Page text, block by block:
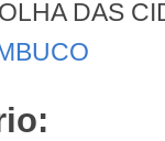
DAS